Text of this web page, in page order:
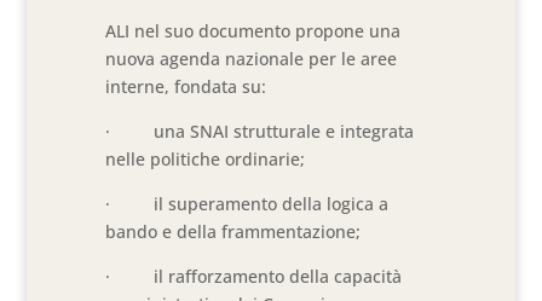
ALI nel suo documento propone una
nuova agenda nazionale per le aree
interne, fondata su:
· una SNAI strutturale e integrata
nelle politiche ordinarie;
· il superamento della logica a
bando e della frammentazione;
· il rafforzamento della capacità